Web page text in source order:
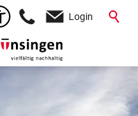
Login